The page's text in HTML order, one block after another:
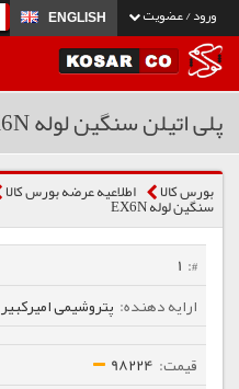
ورود / عضویت ENGLISH
پلی اتیلن سنگین لوله EX6N
بورس کالا اطلاعیه عرضه بورس کالا
سنگین لوله EX6N
1
پتروشیمی امیرکبیر
98224